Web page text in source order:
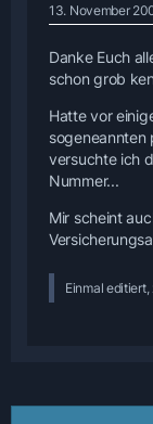
13. November
Danke Euch
schon grob
Hatte vor
sogeneannten
versuchte ich
Nummer...
Mir scheint
Einmal